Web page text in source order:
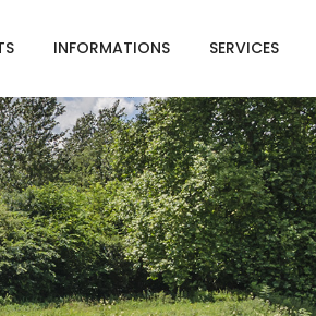
INFORMATIONS SERVICES